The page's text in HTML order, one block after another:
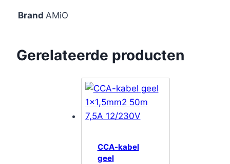
Brand AMiO
Gerelateerde producten
CCA-kabel
geel